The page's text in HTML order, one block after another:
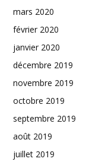
mars 2020
février 2020
janvier 2020
décembre 2019
novembre 2019
octobre 2019
septembre 2019
août 2019
juillet 2019